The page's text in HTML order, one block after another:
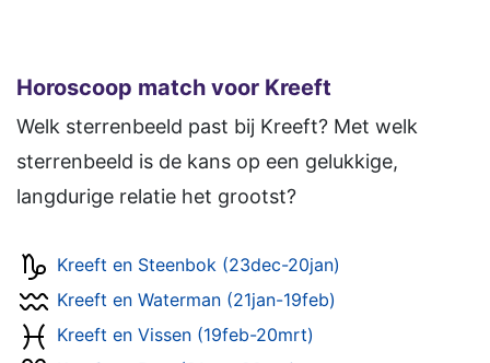
Horoscoop match voor Kreeft
Welk sterrenbeeld past bij Kreeft? Met welk
sterrenbeeld is de kans op een gelukkige,
langdurige relatie het grootst?
Kreeft en Steenbok (23dec-20jan)
Kreeft en Waterman (21jan-19feb)
Kreeft en Vissen (19feb-20mrt)